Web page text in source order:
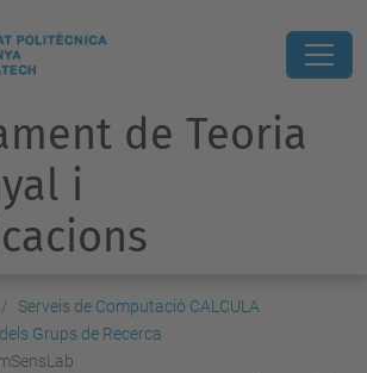
de Teoria
i
Serveis de Computació CALCULA
Grups de Recerca